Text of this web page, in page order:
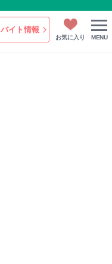
バイト情報
お気に入り MENU